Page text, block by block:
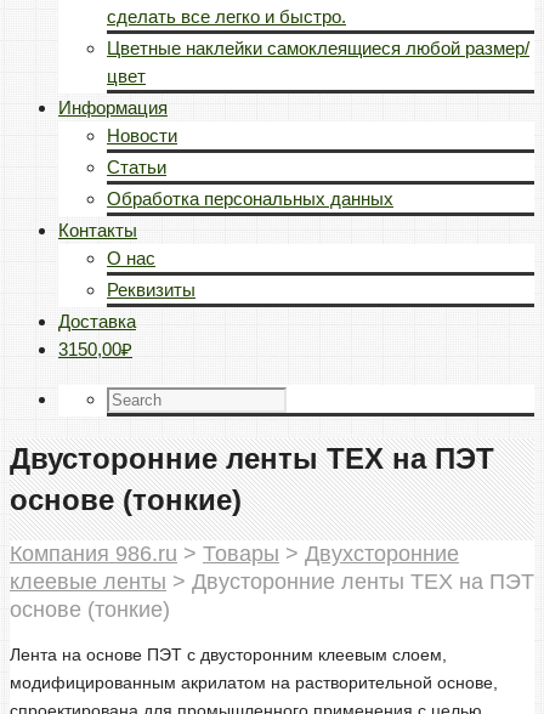
сделать все легко и быстро.
Цветные наклейки самоклеящиеся любой размер/
цвет
Информация
Новости
Статьи
Обработка персональных данных
Контакты
О нас
Реквизиты
Доставка
3150,00₽
Двусторонние ленты TEX на ПЭТ
основе (тонкие)
Компания 986.ru > Товары > Двухсторонние
клеевые ленты > Двусторонние ленты TEX на ПЭТ
основе (тонкие)
Лента на основе ПЭТ с двусторонним клеевым слоем,
модифицированным акрилатом на растворительной основе,